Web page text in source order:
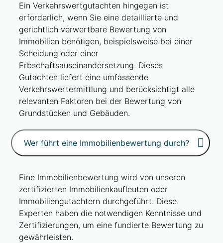
Ein Verkehrswertgutachten hingegen ist
erforderlich, wenn Sie eine detaillierte und
gerichtlich verwertbare Bewertung von
Immobilien benötigen, beispielsweise bei einer
Scheidung oder einer
Erbschaftsauseinandersetzung. Dieses
Gutachten liefert eine umfassende
Verkehrswertermittlung und berücksichtigt alle
relevanten Faktoren bei der Bewertung von
Grundstücken und Gebäuden.
Wer führt eine Immobilienbewertung durch?
Eine Immobilienbewertung wird von unseren
zertifizierten Immobilienkaufleuten oder
Immobiliengutachtern durchgeführt. Diese
Experten haben die notwendigen Kenntnisse und
Zertifizierungen, um eine fundierte Bewertung zu
gewährleisten.